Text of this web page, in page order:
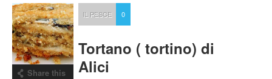
Share this
IL PESCE 0
Tortano ( tortino) di
Alici